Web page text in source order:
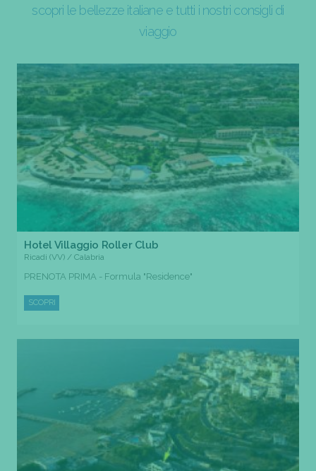
scopri le bellezze italiane e tutti i nostri consigli di
viaggio
Hotel Villaggio Roller Club
Ricadi (VV) / Calabria
PRENOTA PRIMA - Formula "Residence"
SCOPRI